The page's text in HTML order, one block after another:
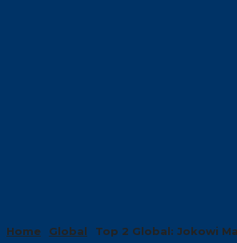
Home Global Top 2 Global: Jokowi